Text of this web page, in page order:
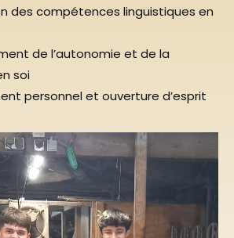
des compétences linguistiques en
de l’autonomie et de la
soi
personnel et ouverture d’esprit